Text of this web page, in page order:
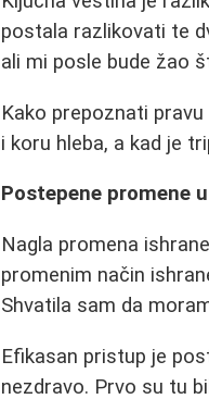
postala razlikovati te
ali mi posle bude žao
Kako prepoznati pravu
i koru hleba, a kad je
Postepene promene
Nagla promena
promenim način
Shvatila sam da
Efikasan pristup je
nezdravo. Prvo su tu